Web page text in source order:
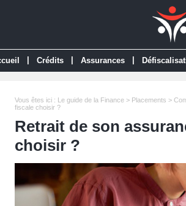
Crédits Assurances
Vous êtes ici : Le guide de la Finance > Placements >
fiscale choisir ?
Retrait de son
choisir ?